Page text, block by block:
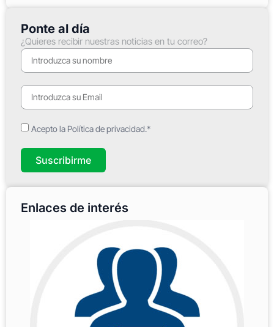
Ponte al día
¿Quieres recibir nuestras noticias en tu correo?
Acepto la Política de privacidad.*
Suscribirme
Enlaces de interés